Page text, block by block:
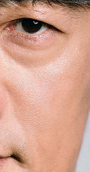
愛、未知の幅広い
験、知見を余裕をも
に寄り添いたい。
れつつある世代の
』が発信する
用できる
。
レゼント応募情報
、ブランドのエクス
コンテンツ情報を
アイメイク